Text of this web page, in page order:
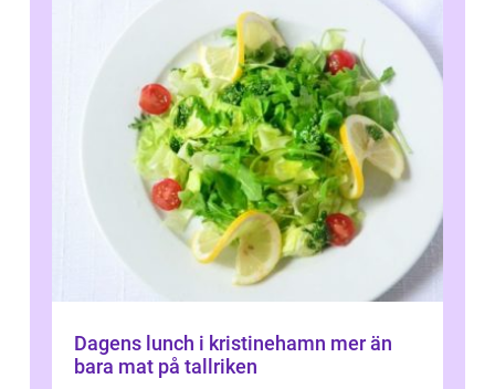
Dagens lunch i kristinehamn mer än
bara mat på tallriken